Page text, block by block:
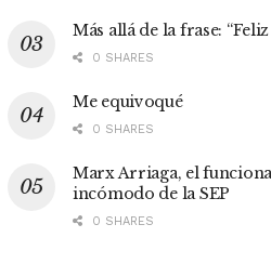
Más allá de la frase:
0 SHARES
Me equivoqué
0 SHARES
Marx Arriaga, el
incómodo de la SEP
0 SHARES